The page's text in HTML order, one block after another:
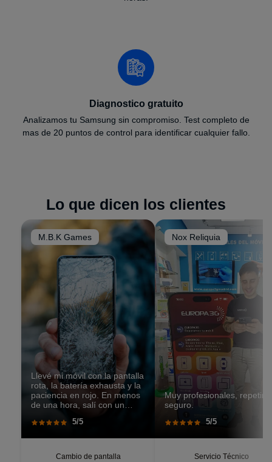
Diagnostico gratuito
Analizamos tu Samsung sin compromiso. Test completo de
mas de 20 puntos de control para identificar cualquier fallo.
Lo que dicen los clientes
M.B.K Games
Llevé mi móvil con la pantalla
rota, la batería exhausta y la
paciencia en rojo. En menos
de una hora, salí con un
salido de caja. Pantalla
autonomía renovada.
5/5
Cambio de pantalla
Nox Reliquia
Muy profesionales, repetiré
seguro.
5/5
Servicio Técnico